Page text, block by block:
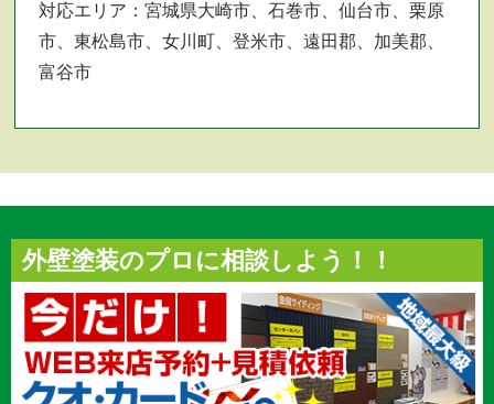
対応エリア：宮城県大崎市、石巻市、仙台市、栗原
市、東松島市、女川町、登米市、遠田郡、加美郡、
富谷市
外壁塗装のプロに相談しよう！！